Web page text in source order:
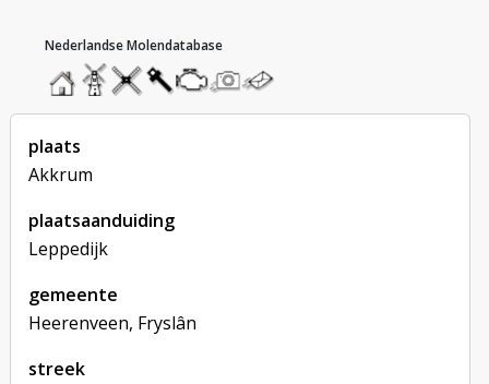
homemolendatabase
roedendatabase
assendatabase
motorendatabase
stuur
een
foto
stuur
een
bericht
plaats
Akkrum
plaatsaanduiding
Leppedijk
gemeente
Heerenveen, Fryslân
streek